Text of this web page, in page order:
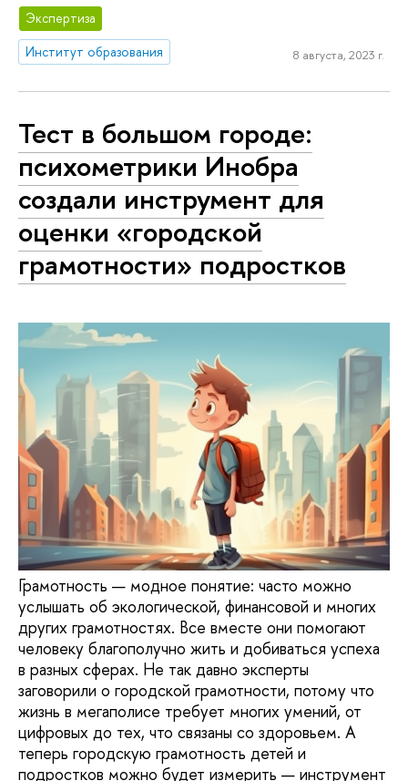
Экспертиза
Институт образования
8 августа, 2023 г.
Тест в большом городе:
психометрики Инобра
создали инструмент для
оценки «городской
грамотности» подростков
Грамотность — модное понятие: часто можно
услышать об экологической, финансовой и многих
других грамотностях. Все вместе они помогают
человеку благополучно жить и добиваться успеха
в разных сферах. Не так давно эксперты
заговорили о городской грамотности, потому что
жизнь в мегаполисе требует многих умений, от
цифровых до тех, что связаны со здоровьем. А
теперь городскую грамотность детей и
подростков можно будет измерить — инструмент